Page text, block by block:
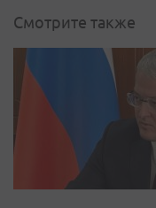
Смотрите также